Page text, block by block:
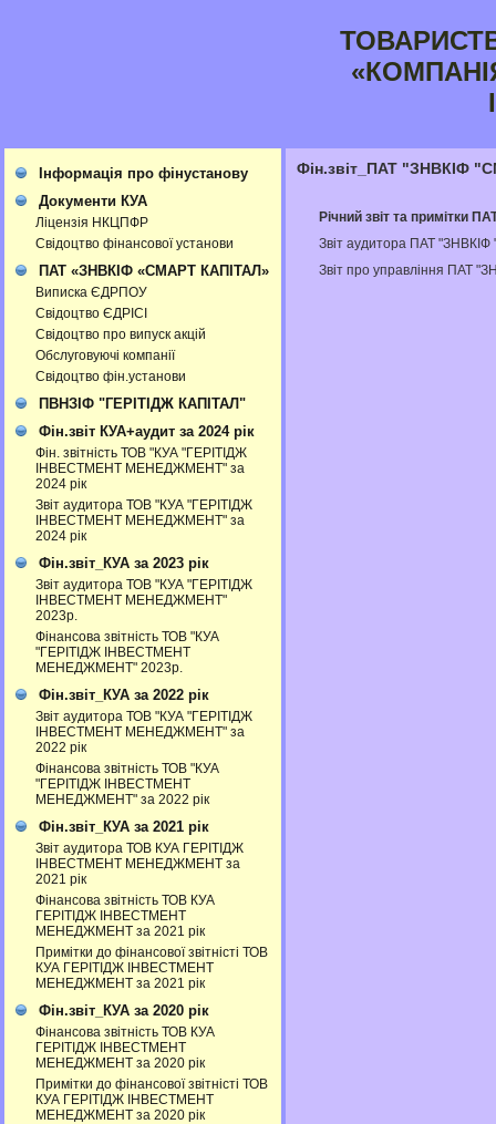
Інформація про фінустанову
Документи КУА
Ліцензія НКЦПФР
Свідоцтво фінансової установи
ПАТ «ЗНВКІФ «СМАРТ КАПІТАЛ»
Виписка ЄДРПОУ
Свідоцтво ЄДРІСІ
Свідоцтво про випуск акцій
Обслуговуючі компанії
Свідоцтво фін.установи
ПВНЗІФ "ГЕРІТІДЖ КАПІТАЛ"
Фін.звіт КУА+аудит за 2024 рік
Фін. звітність ТОВ "КУА "ГЕРІТІДЖ
ІНВЕСТМЕНТ МЕНЕДЖМЕНТ" за
2024 рік
Звіт аудитора ТОВ "КУА "ГЕРІТІДЖ
ІНВЕСТМЕНТ МЕНЕДЖМЕНТ" за
2024 рік
Фін.звіт_КУА за 2023 рік
Звіт аудитора ТОВ "КУА "ГЕРІТІДЖ
ІНВЕСТМЕНТ МЕНЕДЖМЕНТ"
2023р.
Фінансова звітність ТОВ "КУА
"ГЕРІТІДЖ ІНВЕСТМЕНТ
МЕНЕДЖМЕНТ" 2023р.
Фін.звіт_КУА за 2022 рік
Звіт аудитора ТОВ "КУА "ГЕРІТІДЖ
ІНВЕСТМЕНТ МЕНЕДЖМЕНТ" за
2022 рік
Фінансова звітність ТОВ "КУА
"ГЕРІТІДЖ ІНВЕСТМЕНТ
МЕНЕДЖМЕНТ" за 2022 рік
Фін.звіт_КУА за 2021 рік
Звіт аудитора ТОВ КУА ГЕРІТІДЖ
ІНВЕСТМЕНТ МЕНЕДЖМЕНТ за
2021 рік
Фінансова звітність ТОВ КУА
ГЕРІТІДЖ ІНВЕСТМЕНТ
МЕНЕДЖМЕНТ за 2021 рік
Примітки до фінансової звітністі ТОВ
КУА ГЕРІТІДЖ ІНВЕСТМЕНТ
МЕНЕДЖМЕНТ за 2021 рік
Фін.звіт_КУА за 2020 рік
Фінансова звітність ТОВ КУА
ГЕРІТІДЖ ІНВЕСТМЕНТ
МЕНЕДЖМЕНТ за 2020 рік
Примітки до фінансової звітністі ТОВ
КУА ГЕРІТІДЖ ІНВЕСТМЕНТ
МЕНЕДЖМЕНТ за 2020 рік
Фін.звіт_ПАТ "ЗНВКІФ
Річний звіт та примітки
Звіт аудитора ПАТ
Звіт про управління ПАТ